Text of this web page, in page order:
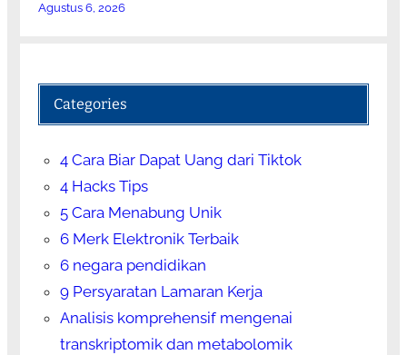
Agustus 6, 2026
Categories
4 Cara Biar Dapat Uang dari Tiktok
4 Hacks Tips
5 Cara Menabung Unik
6 Merk Elektronik Terbaik
6 negara pendidikan
9 Persyaratan Lamaran Kerja
Analisis komprehensif mengenai
transkriptomik dan metabolomik